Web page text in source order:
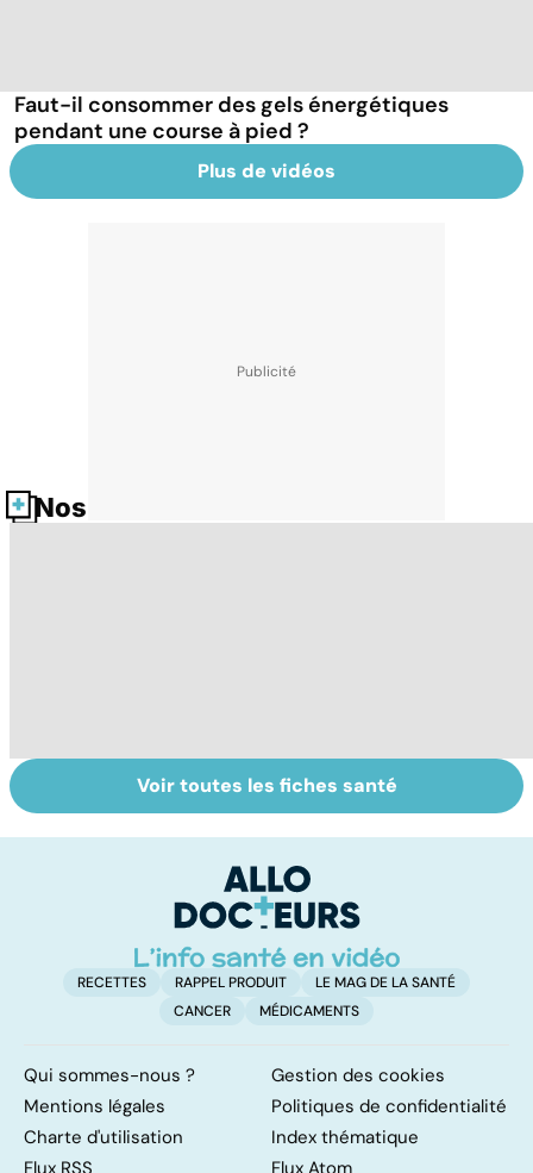
Faut-il consommer des gels énergétiques
pendant une course à pied ?
Plus de vidéos
Nos fiches santé
La tuberculose
pulmonaire
Comment tenir
ses bonnes
Voir toutes les fiches santé
RECETTES RAPPEL PRODUIT
LE MAG DE LA SANTÉ
CANCER
MÉDICAMENTS
Qui sommes-nous ?
Gestion des cookies
Mentions légales
Politiques de confidentialité
Charte d'utilisation
Index thématique